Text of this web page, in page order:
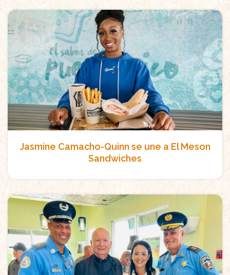
Jasmine Camacho-Quinn se une a El Meson
Sandwiches